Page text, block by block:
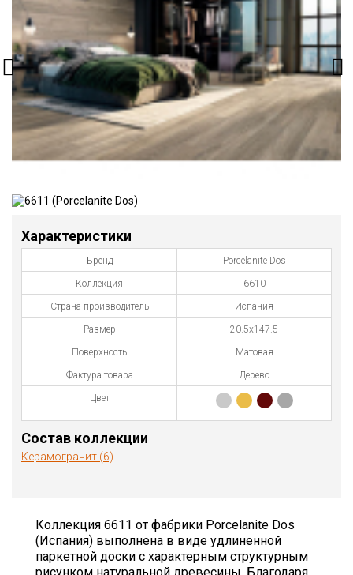
Характеристики
Бренд Porcelanite Dos
Коллекция 6610
Страна производитель Испания
Размер 20.5х147.5
Поверхность Матовая
Фактура товара Дерево
Цвет
Состав коллекции
Керамогранит (6)
Коллекция 6611 от фабрики Porcelanite Dos
(Испания) выполнена в виде удлиненной
паркетной доски c характерным структурным